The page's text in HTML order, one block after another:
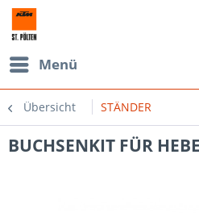
Menü
Übersicht STÄNDER
BUCHSENKIT FÜR